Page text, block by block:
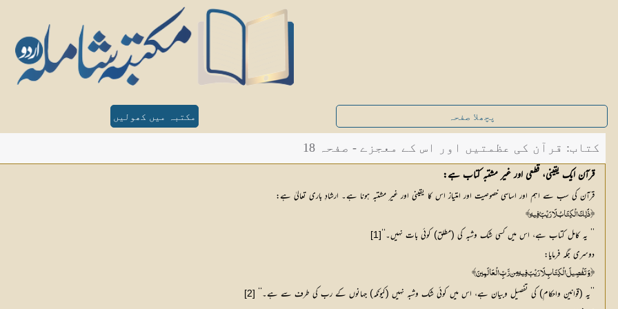
پچھلا صفحہ مکتبہ میں کھولیں
کتاب: قرآن کی عظمتیں اور اس کے معجزے - صفحہ 18
قرآن ایک یقینی، قطعی اور غیر مشتبہ کتاب ہے:
قرآن کی سب سے اہم اور اساسی خصوصیت اور امتیاز اس کا یقینی اور غیر مشتبہ ہونا ہے۔ ارشادِ باری تعالیٰ ہے:
﴿ ذَٰلِكَ الْكِتَابُ لَا رَيْبَ ۛ فِيهِ﴾
’’ یہ کامل کتاب ہے، اس میں کسی شک وشبہ کی (مطلق) کوئی بات نہیں۔‘‘ [1]
دوسری جگہ فرمایا:
﴿ وَتَفْصِيلَ الْكِتَابِ لَا رَيْبَ فِيهِ مِن رَّبِّ الْعَالَمِينَ ﴾
’’یہ (قوانین واحکام) کی تفصیل وبیان ہے، اس میں کوئی شک وشبہ نہیں (کیونکہ) جہانوں کے رب کی طرف سے ہے۔‘‘ [2]